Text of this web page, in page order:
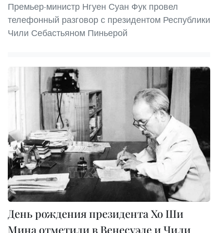
Премьер-министр Нгуен Суан Фук провел
телефонный разговор с президентом Республики
Чили Себастьяном Пиньерой
День рождения президента Хо Ши
Мина отметили в Венесуэле и Чили